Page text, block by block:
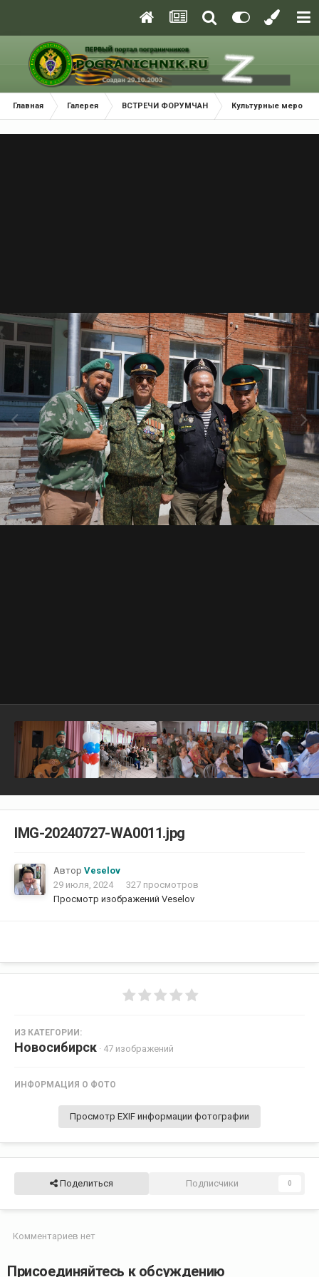
Главная Галерея ВСТРЕЧИ ФОРУМЧАН Культурные
IMG-20240727-WA0011.jpg
Автор Veselov
29 июля, 2024
327 просмотров
Просмотр изображений Veselov
ИЗ КАТЕГОРИИ:
Новосибирск · 47 изображений
ИНФОРМАЦИЯ О ФОТО
Просмотр EXIF информации фотографии
Поделиться Подписчики 0
Комментариев нет
Присоединяйтесь к обсуждению